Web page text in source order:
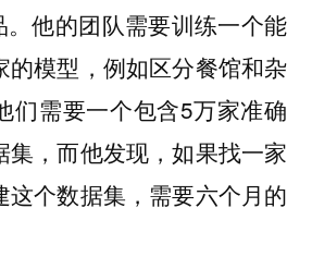
。他的团队需要训练一个能
的模型，例如区分餐馆和杂
们需要一个包含5万家准确
集，而他发现，如果找一家
这个数据集，需要六个月的